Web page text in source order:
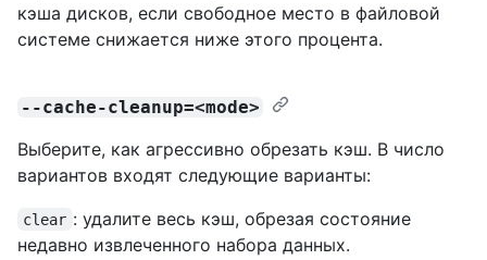
кэша дисков, если свободное место в файловой
системе снижается ниже этого процента.
--cache-cleanup=<mode>
Выберите, как агрессивно обрезать кэш. В число
вариантов входят следующие варианты:
clear : удалите весь кэш, обрезая состояние
недавно извлеченного набора данных.